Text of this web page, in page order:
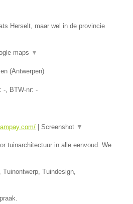
Herselt, maar wel in de provincie
maps ▼
(Antwerpen)
-, BTW-nr: -
Screenshot ▼
tuinarchitectuur in alle eenvoud. We
Tuinontwerp, Tuindesign,